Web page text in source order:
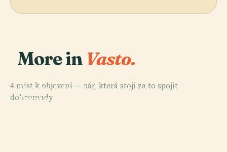
More in Vasto.
4 míst k objevení — pár, která stojí za to spojit
dohromady.
Punta Aderci -
Punta Della
PLACE
PLACE